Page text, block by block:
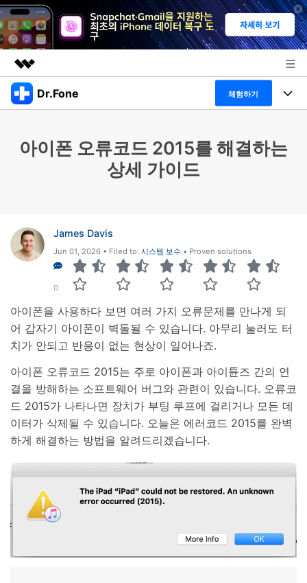
주요 제품
유틸리티
개요
플랜 및 가격
도움말 센터
Dr.Fone 체험하기
특징
모바일
온라인
닥터폰 하이라이트 살펴보기
사용 방법은 무엇입니까?
고객 지원 센터
리소스
다운로드 센터
공식 설치 파일 및 최신 버전 업데이트를 제공
합니다.
리소스 허브
3,000개 이상의 사용 가이드, 전문가 팁 및 최
신 모바일 소식을 확인하세요.
고객 지원
🔓️온라인 잠금 해제
무료 다운로드 로그인
검색하기
아이폰 오류코드 2015를 해결하는
상세 가이드
James Davis
Jun 01, 2026 • Filed to: 시스템 보수• Proven solutions
0
아이폰을 사용하다 보면 여러 가지 오류문제를 만나게 되
어 갑자기 아이폰이 벽돌될 수 있습니다. 아무리 눌러도 터
치가 안되고 반응이 없는 현상이 일어나죠.
아이폰 오류코드 2015는 주로 아이폰과 아이튠즈 간의 연
결을 방해하는 소프트웨어 버그와 관련이 있습니다. 오류코
드 2015가 나타나면 장치가 부팅 루프에 걸리거나 모든 데
이터가 삭제될 수 있습니다. 오늘은 에러코드 2015를 완벽
하게 해결하는 방법을 알려드리겠습니다.